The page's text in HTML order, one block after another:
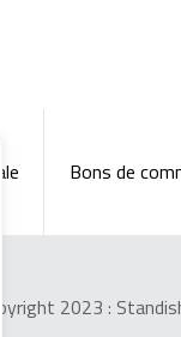
Bons de
2023 :